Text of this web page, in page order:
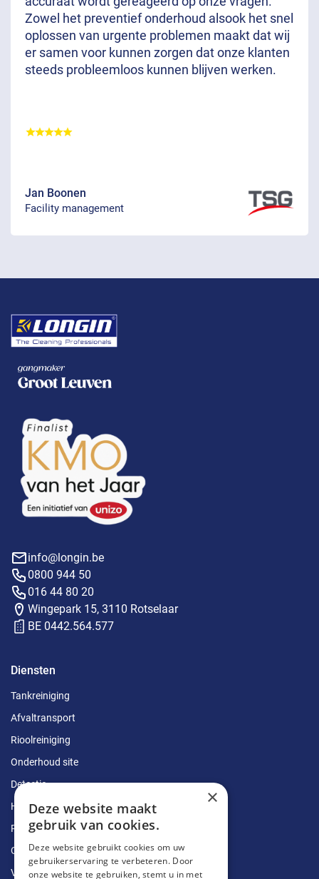
Zowel het preventief onderhoud alsook het snel
oplossen van urgente problemen maakt dat wij
er samen voor kunnen zorgen dat onze klanten
steeds probleemloos kunnen blijven werken.
Jan Boonen
Facility management
info@longin.be
0800 944 50
016 44 80 20
Wingepark 15, 3110 Rotselaar
BE 0442.564.577
Diensten
Tankreiniging
Afvaltransport
Rioolreiniging
Onderhoud site
Detectie
Herstellingen
Ruimingen
Ontstoppingen
Vetputten
×
Deze website maakt
gebruik van cookies.
Deze website gebruikt cookies om uw
gebruikerservaring te verbeteren. Door
onze website te gebruiken, stemt u in met